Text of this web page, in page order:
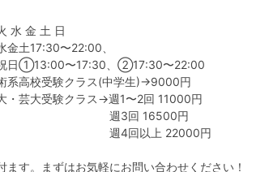
水 金 土 日
土17:30〜22:00、
〜17:30、②17:30〜22:00
系高校受験クラス(中学生)→9000円
験クラス→週1〜2回 11000円
16500円
以上 22000円
ます。まずはお気軽にお問い合わせください！